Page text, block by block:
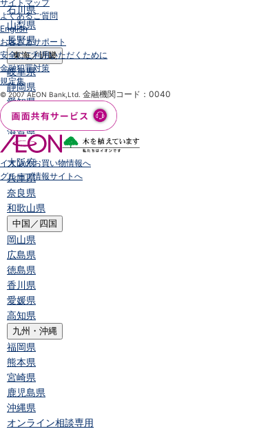
石川県
山梨県
長野県
東海／近畿
岐阜県
静岡県
愛知県
三重県
滋賀県
京都府
大阪府
兵庫県
奈良県
和歌山県
中国／四国
岡山県
広島県
徳島県
香川県
愛媛県
高知県
九州・沖縄
福岡県
熊本県
宮崎県
鹿児島県
沖縄県
オンライン相談専用
サイトマップ
よくあるご質問
English
お客さまサポート
安全にご利用いただくために
金融犯罪対策
規定集
© 2007 AEON Bank,Ltd. 金融機関コード：0040
イオンのお買い物情報へ
グループ情報サイトへ